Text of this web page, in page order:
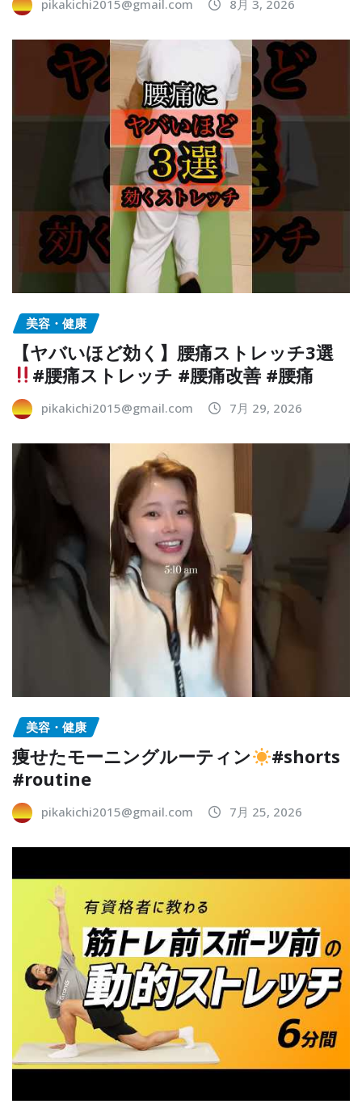
pikakichi2015@gmail.com 8月 3, 2026
美容・健康
【ヤバいほど効く】腰痛ストレッチ3選
#腰痛ストレッチ #腰痛改善 #腰痛
pikakichi2015@gmail.com 7月 29, 2026
美容・健康
痩せたモーニングルーティン
#shorts
#routine
pikakichi2015@gmail.com 7月 25, 2026